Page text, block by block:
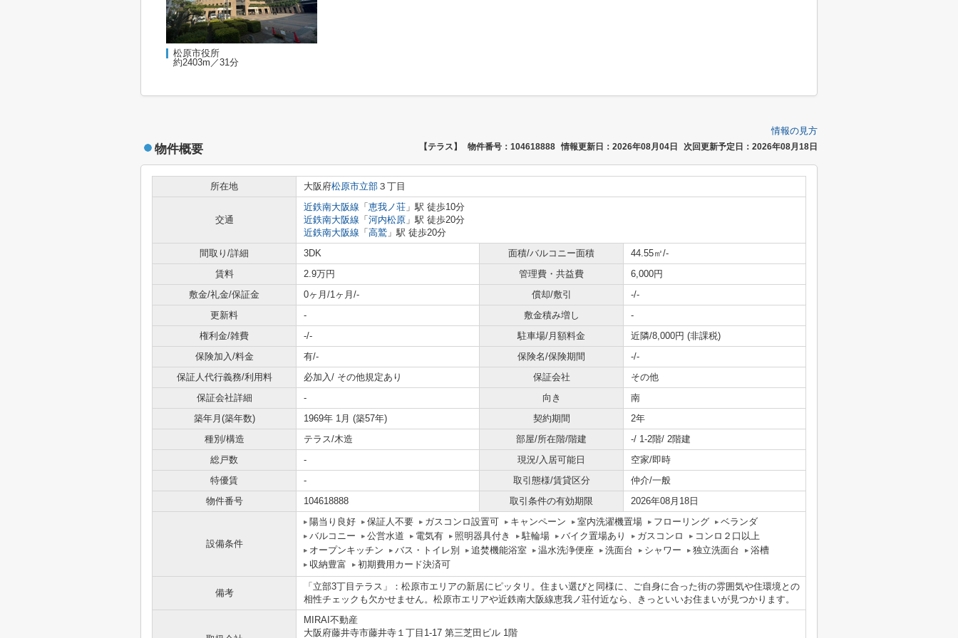
松原市役所
約2403m／31分
情報の見方
物件概要 【テラス】 物件番号：104618888 情報更新日：2026年08月04日 次回更新予定日：2026年08月18日
所在地 大阪府松原市立部 ３丁目
交通
近鉄南大阪線 「 恵我ノ荘 」駅 徒歩10分
近鉄南大阪線 「 河内松原 」駅 徒歩20分
近鉄南大阪線 「 高鷲 」駅 徒歩20分
間取り/詳細
3DK 面積/バルコニー面積
44.55㎡/-
賃料
2.9万円 管理費・共益費
6,000円
敷金/礼金/保証金
0ヶ月/1ヶ月/- 償却/敷引
-/-
更新料
- 敷金積み増し
-
権利金/雑費
-/- 駐車場/月額料金
近隣/8,000円 (非課税)
保険加入/料金
有/- 保険名/保険期間
-/-
保証人代行義務/利用料
必加入/ その他規定あり 保証会社
その他
保証会社詳細
- 向き
南
築年月(築年数)
1969年 1月 (築57年) 契約期間
2年
種別/構造
テラス/木造 部屋/所在階/階建
-/ 1-2階/ 2階建
総戸数
- 現況/入居可能日
空家/即時
特優賃
- 取引態様/賃貸区分
仲介/一般
物件番号
104618888 取引条件の有効期限 2026年08月18日
設備条件
陽当り良好 保証人不要 ガスコンロ設置可 キャンペーン 室内洗濯機置場 フローリング
ベランダ
バルコニー
公営水道 電気有 照明器具付き 駐輪場 バイク置場あり ガスコンロ
コンロ２口以上
オープンキッチン
バス・トイレ別 追焚機能浴室 温水洗浄便座 洗面台 シャワー 独立洗面台
浴槽
収納豊富
初期費用カード決済可
備考
「立部3丁目テラス」：松原市エリアの新居にピッタリ。住まい選びと同様に、ご自身に合った街の雰囲気や住環境との
相性チェックも欠かせません。松原市エリアや近鉄南大阪線恵我ノ荘付近なら、きっといいお住まいが見つかります。
MIRAI不動産
大阪府藤井寺市藤井寺１丁目1-17 第三芝田ビル 1階